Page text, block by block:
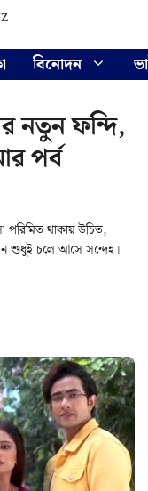
বিনোদন
নতুন ফন্দি,
পর্ব
থাকায় উচিত,
শুধুই চলে আসে সন্দেহ।